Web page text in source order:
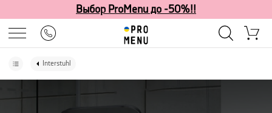
Выбор ProMenu до -50%!!
Interstuhl